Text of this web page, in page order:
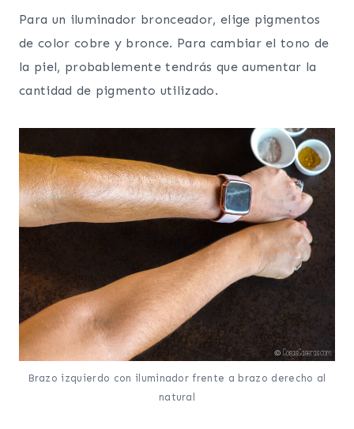
Para un iluminador bronceador, elige pigmentos
de color cobre y bronce. Para cambiar el tono de
la piel, probablemente tendrás que aumentar la
cantidad de pigmento utilizado.
Brazo izquierdo con iluminador frente a brazo derecho al
natural